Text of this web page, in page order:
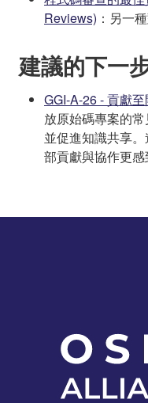
Reviews) ：另一
建議的下一
GGI-A-26 - 貢獻
放原始碼專案的
並促進知識共享
部貢獻與協作更感